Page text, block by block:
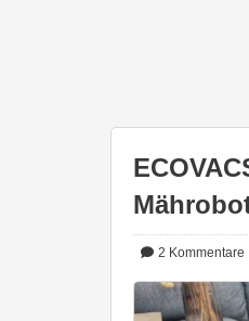
2 Kommentare